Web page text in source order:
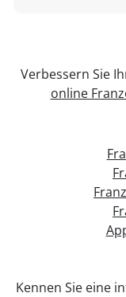
Verbessern Sie
online
Kennen Sie eine